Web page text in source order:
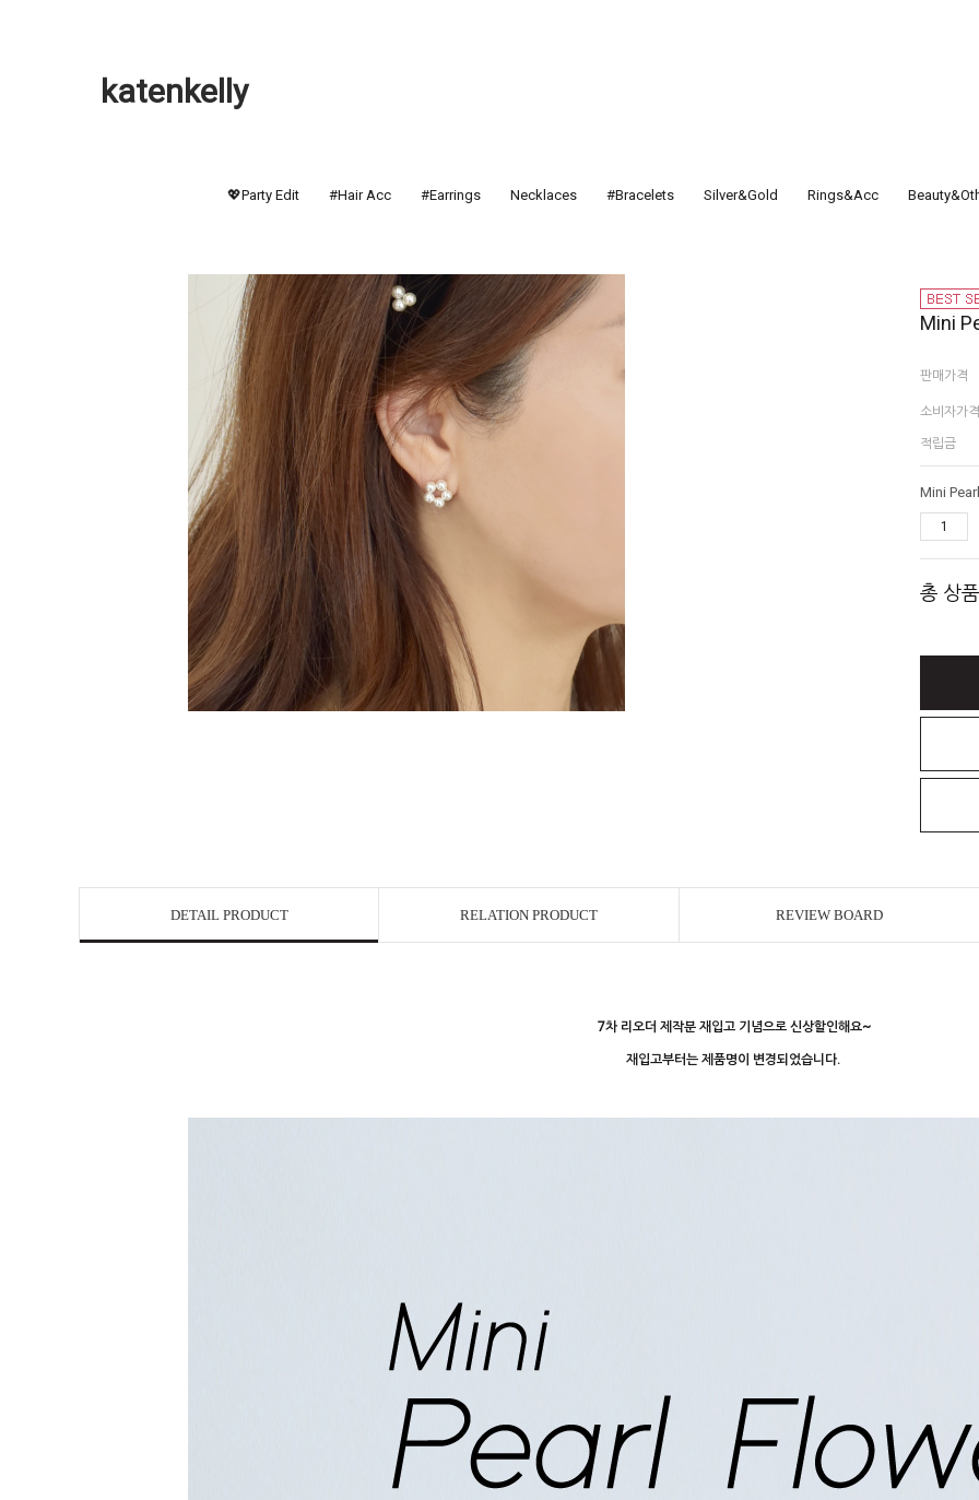
katenkelly
💖Party Edit #Hair Acc #Earrings Necklaces #Bracelets Silver&Gold Rings&Acc
Mini
판매가격
소비자가격
적립금
총 상
DETAIL PRODUCT RELATION PRODUCT REVIEW BOARD
7차 리오더 제작분 재입고 기념으로 신상할인해요~
재입고부터는 제품명이 변경되었습니다.